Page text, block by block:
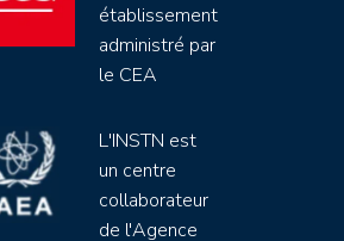
établissement
administré par
le CEA
L'INSTN est
un centre
collaborateur
de l'Agence